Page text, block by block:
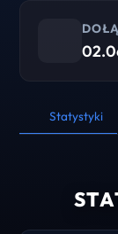
Statystyki